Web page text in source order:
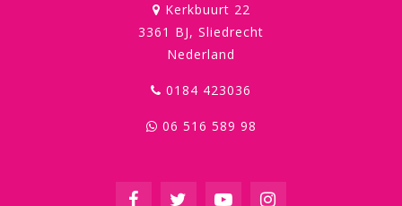
Kerkbuurt 22
3361 BJ, Sliedrecht
Nederland
0184 423036
06 516 589 98